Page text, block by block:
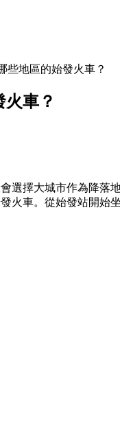
些地區的始發火車？
車？
選擇大城市作為降落
火車。從始發站開